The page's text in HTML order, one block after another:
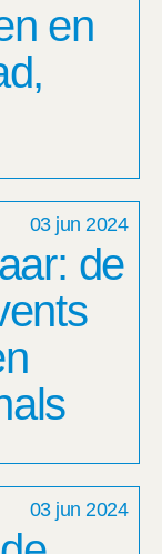
en
03 jun 2024
de
03 jun 2024